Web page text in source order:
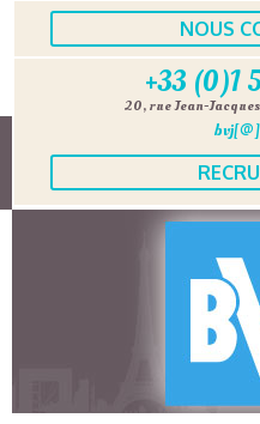
NOUS
+33 (0)1
20, rue Jean-